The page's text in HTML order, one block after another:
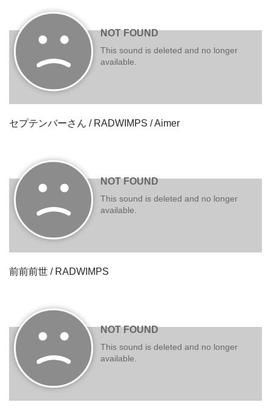
セプテンバーさん / RADWIMPS / Aimer
前前前世 / RADWIMPS